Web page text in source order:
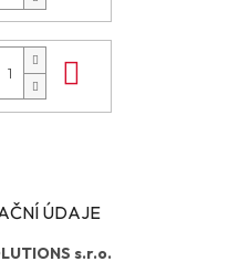
ÚDAJE
s.r.o.